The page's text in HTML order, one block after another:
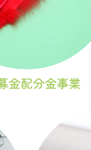
金配分金事業